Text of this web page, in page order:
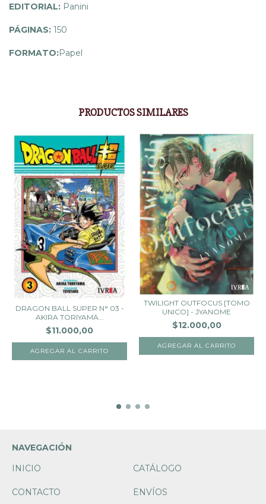
EDITORIAL: Panini
PÁGINAS: 150
FORMATO:Papel
PRODUCTOS SIMILARES
DRAGON BALL SUPER N° 03 -
AKIRA TORIYAMA...
$11.000,00
TWILIGHT OUTFOCUS [TOMO
UNICO] - JYANOME
$12.000,00
NAVEGACIÓN
INICIO
CATÁLOGO
CONTACTO ENVÍOS